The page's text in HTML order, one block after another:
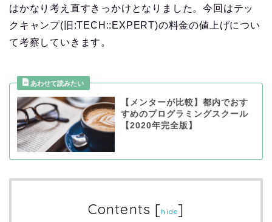
はかなり考え直すきっかけとなりました。今回はテッ
クキャンプ(旧:TECH::EXPERT)の料金の値上げについ
て考察していきます。
【メンターが比較】都内でおす
すめのプログラミングスクール
【2020年完全版】
Contents [hide]